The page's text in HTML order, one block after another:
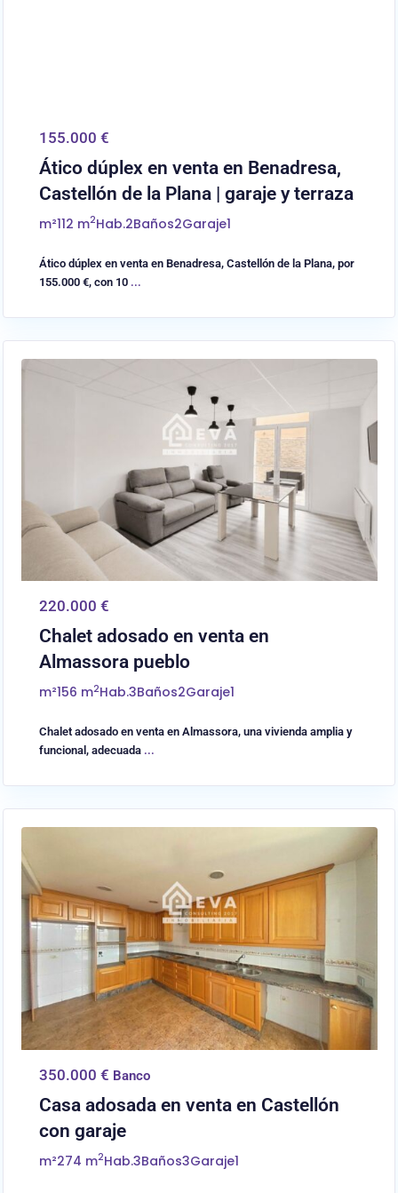
155.000 €
Ático dúplex en venta en Benadresa,
Castellón de la Plana | garaje y terraza
m²112 m2Hab.2Baños2Garaje1
Ático dúplex en venta en Benadresa, Castellón de la Plana, por
155.000 €, con 10 ...
Almassora/Almazora
220.000 €
Chalet adosado en venta en
Almassora pueblo
m²156 m2Hab.3Baños2Garaje1
Chalet adosado en venta en Almassora, una vivienda amplia y
funcional, adecuada ...
Castellón/Castelló
350.000 € Banco
Casa adosada en venta en Castellón
con garaje
m²274 m2Hab.3Baños3Garaje1